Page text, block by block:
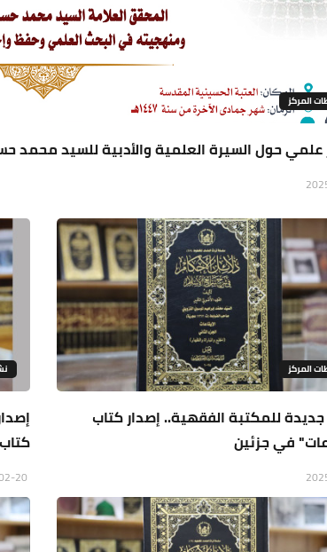
المركز
حول السيرة العلمية والأدبية للسيد محمد
المركز
للمكتبة الفقهية.. إصدار كتاب
في جزئين